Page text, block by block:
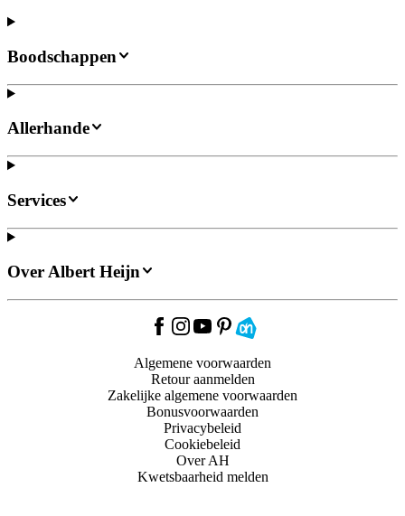
Boodschappen
Allerhande
Services
Over Albert Heijn
Algemene voorwaarden
Retour aanmelden
Zakelijke algemene voorwaarden
Bonusvoorwaarden
Privacybeleid
Cookiebeleid
Over AH
Kwetsbaarheid melden